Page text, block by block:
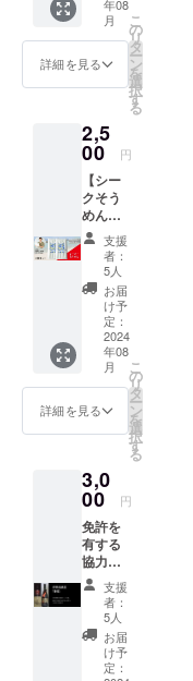
うちサ
ダー」
】2本
セット
2023年
累計販
売本数
5,000本
を超え
る
HOWB
Eの看板
商品の
ひと
つ。 喜
界島の
海から
海水を
煮詰め
て作り
上げた
「ミネ
塩」を
使用
し、⾵
味付け
にバニ
ラを配
合。⼀
般的な
塩サイ
ダーの
しょっ
ぱさは
年08
月
詳細を見る
こ
の
リ
タ
ー
ン
を
選
択
す
る
2,5
00 円
【シー
クそう
めん】
2024年
今年初
めて出
まし
た！
シーク
そうそ
うめん
です 内
容量 :
320g（
80x4)
品名 :
ん 原材
料名 :
小麦粉
（小麦
（国
産））
、シー
クーみ
かん
（喜界
産）、
支援
者：
5人
お届
け予
定：
2024
年08
月
詳細を見る
こ
の
リ
タ
ー
ン
を
選
択
す
る
3,0
00 円
免許を
有する
協力事
業者か
ら酒類
を購入
できる
権利・
チケッ
支援
者：
5人
お届
け予
定：